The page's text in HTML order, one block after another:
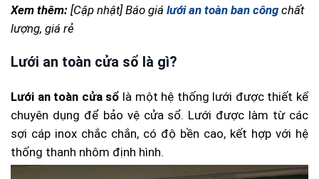
Xem thêm: [Cập nhật] Báo giá lưới an toàn ban công chất
lượng, giá rẻ
Lưới an toàn cửa sổ là gì?
Lưới an toàn cửa sổ là một hệ thống lưới được thiết kế
chuyên dụng để bảo vệ cửa sổ. Lưới được làm từ các
sợi cáp inox chắc chắn, có độ bền cao, kết hợp với hệ
thống thanh nhôm định hình.